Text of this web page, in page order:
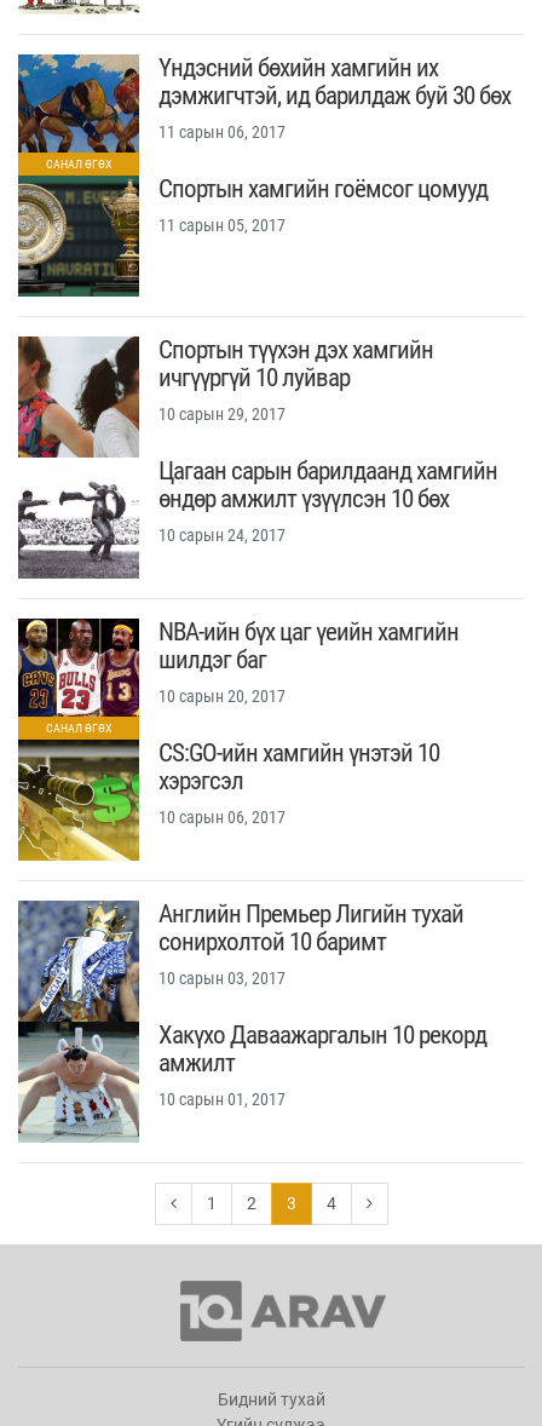
Үндэсний бөхийн хамгийн их
дэмжигчтэй, ид барилдаж буй 30 бөх
11 сарын 06, 2017
Спортын хамгийн гоёмсог цомууд
11 сарын 05, 2017
Спортын түүхэн дэх хамгийн
ичгүүргүй 10 луйвар
10 сарын 29, 2017
Цагаан сарын барилдаанд хамгийн
өндөр амжилт үзүүлсэн 10 бөх
10 сарын 24, 2017
NBA-ийн бүх цаг үеийн хамгийн
шилдэг баг
10 сарын 20, 2017
CS:GO-ийн хамгийн үнэтэй 10
хэрэгсэл
10 сарын 06, 2017
Английн Премьер Лигийн тухай
сонирхолтой 10 баримт
10 сарын 03, 2017
Хакүхо Даваажаргалын 10 рекорд
амжилт
10 сарын 01, 2017
1 2 3 4
Бидний тухай